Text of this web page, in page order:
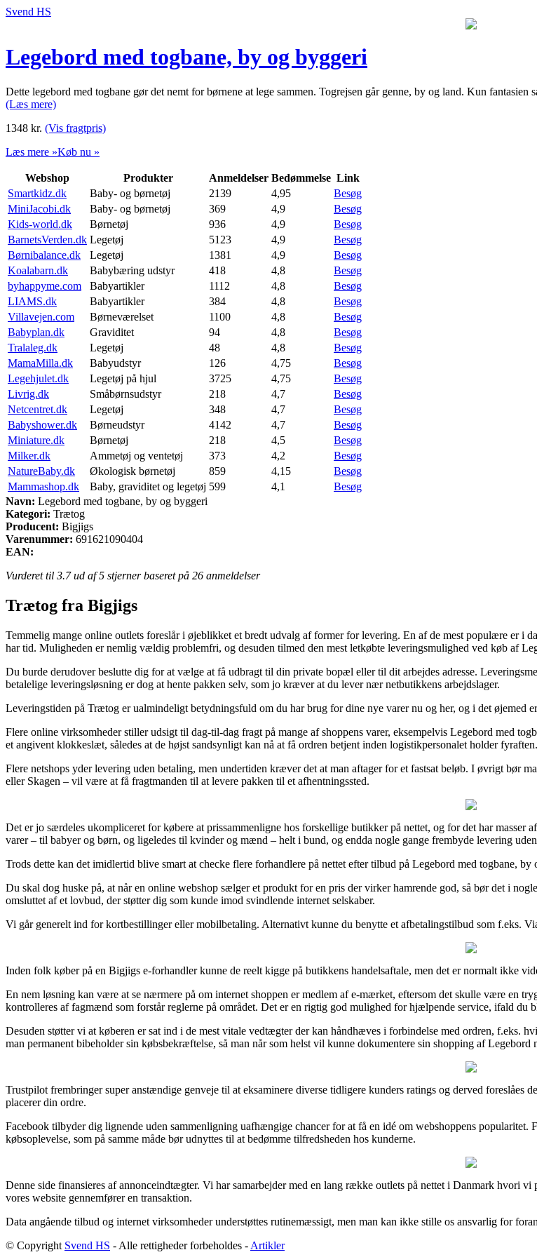
Svend HS
Legebord med togbane, by og byggeri
Dette legebord med togbane gør det nemt for børnene at lege sammen. Togrejsen går genne, by og land. Kun
(Læs mere)
1348 kr. (Vis fragtpris)
Læs mere »Køb nu »
Webshop Produkter Anmeldelser Bedømmelse Link
Smartkidz.dk
Baby- og børnetøj 2139 4,95
Besøg
MiniJacobi.dk
Baby- og børnetøj 369 4,9
Besøg
Kids-world.dk
Børnetøj 936 4,9
Besøg
BarnetsVerden.dk Legetøj 5123 4,9
Besøg
Børnibalance.dk
Legetøj 1381 4,9
Besøg
Koalabarn.dk
Babybæring udstyr 418 4,8
Besøg
byhappyme.com
Babyartikler 1112 4,8
Besøg
LIAMS.dk
Babyartikler 384 4,8
Besøg
Villavejen.com
Børneværelset 1100 4,8
Besøg
Babyplan.dk
Graviditet 94 4,8
Besøg
Tralaleg.dk
Legetøj 48 4,8
Besøg
MamaMilla.dk
Babyudstyr 126 4,75
Besøg
Legehjulet.dk
Legetøj på hjul 3725 4,75
Besøg
Livrig.dk
Småbørnsudstyr 218 4,7
Besøg
Netcentret.dk
Legetøj 348 4,7
Besøg
Babyshower.dk
Børneudstyr 4142 4,7
Besøg
Miniature.dk
Børnetøj 218 4,5
Besøg
Milker.dk
Ammetøj og ventetøj 373 4,2
Besøg
NatureBaby.dk
Økologisk børnetøj 859 4,15
Besøg
Mammashop.dk
Baby, graviditet og legetøj 599 4,1
Besøg
Navn: Legebord med togbane, by og byggeri
Kategori: Trætog
Producent: Bigjigs
Varenummer: 691621090404
EAN:
Vurderet til 3.7ud af 5 stjerner baseret på 26 anmeldelser
Trætog fra Bigjigs
Temmelig mange online outlets foreslår i øjeblikket et bredt udvalg af former for levering. En af de mest populære er i
har tid. Muligheden er nemlig vældig problemfri, og desuden tilmed den mest letkøbte leveringsmulighed ved køb af
Du burde derudover beslutte dig for at vælge at få udbragt til din private bopæl eller til dit arbejdes adresse.
betalelige leveringsløsning er dog at hente pakken selv, som jo kræver at du lever nær netbutikkens arbejdslager.
Leveringstiden på Trætog er ualmindeligt betydningsfuld om du har brug for dine nye varer nu og her, og i det øjemed
Flere online virksomheder stiller udsigt til dag-til-dag fragt på mange af shoppens varer, eksempelvis Legebord med
et angivent klokkeslæt, således at de højst sandsynligt kan nå at få ordren betjent inden logistikpersonalet holder fyraften.
Flere netshops yder levering uden betaling, men undertiden kræver det at man aftager for et fastsat beløb. I øvrigt bør
eller Skagen – vil være at få fragtmanden til at levere pakken til et afhentningssted.
Det er jo særdeles ukompliceret for købere at prissammenligne hos forskellige butikker på nettet, og for det har
varer – til babyer og børn, og ligeledes til kvinder og mænd – helt i bund, og endda nogle gange frembyde levering
Trods dette kan det imidlertid blive smart at checke flere forhandlere på nettet efter tilbud på Legebord med togbane,
Du skal dog huske på, at når en online webshop sælger et produkt for en pris der virker hamrende god, så bør det i
omsluttet af et lovbud, der støtter dig som kunde imod svindlende internet selskaber.
Vi går generelt ind for kortbestillinger eller mobilbetaling. Alternativt kunne du benytte et afbetalingstilbud som f.eks.
Inden folk køber på en Bigjigs e-forhandler kunne de reelt kigge på butikkens handelsaftale, men det er normalt ikke
En nem løsning kan være at se nærmere på om internet shoppen er medlem af e-mærket, eftersom det skulle være en
kontrolleres af fagmænd som forstår reglerne på området. Det er en rigtig god mulighed for hjælpende service, ifald
Desuden støtter vi at køberen er sat ind i de mest vitale vedtægter der kan håndhæves i forbindelse med ordren, f.eks.
man permanent bibeholder sin købsbekræftelse, så man når som helst vil kunne dokumentere sin shopping af
Trustpilot frembringer super anstændige genveje til at eksaminere diverse tidligere kunders ratings og derved foreslåes
placerer din ordre.
Facebook tilbyder dig lignende uden sammenligning uafhængige chancer for at få en idé om webshoppens popularitet.
købsoplevelse, som på samme måde bør udnyttes til at bedømme tilfredsheden hos kunderne.
Denne side finansieres af annonceindtægter. Vi har samarbejder med en lang række outlets på nettet i Danmark hvori
vores website gennemfører en transaktion.
Data angående tilbud og internet virksomheder understøttes rutinemæssigt, men man kan ikke stille os ansvarlig for
© Copyright Svend HS - Alle rettigheder forbeholdes - Artikler